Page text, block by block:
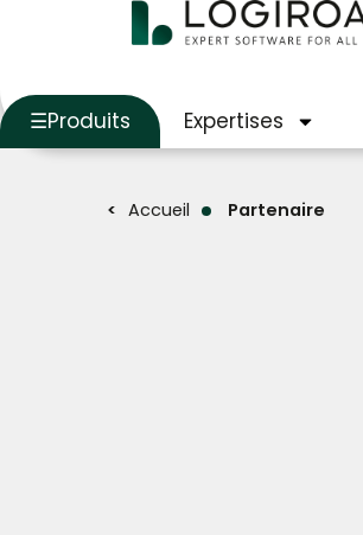
Produits Expertises
Accueil Partenaire